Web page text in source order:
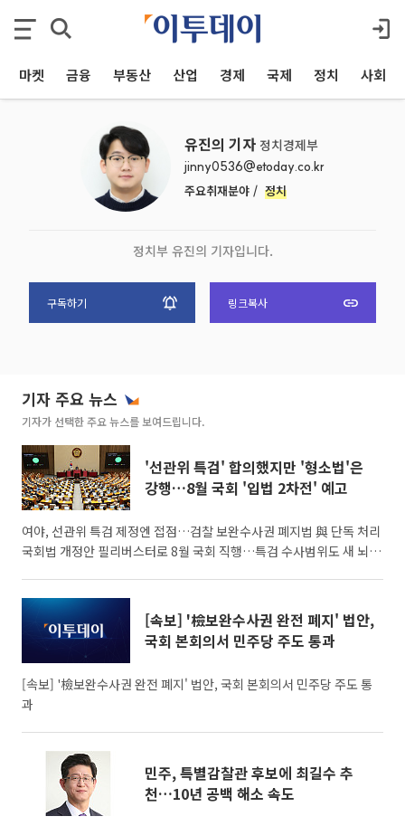
마켓 금융 부동산 산업 경제 국제 정치 사회
유진의 기자 정치경제부
jinny0536@etoday.co.kr
주요취재분야 / 정치
정치부 유진의 기자입니다.
구독하기 링크복사
기자 주요 뉴스
기자가 선택한 주요 뉴스를 보여드립니다.
'선관위 특검' 합의했지만 '형소법'은
강행…8월 국회 '입법 2차전' 예고
여야, 선관위 특검 제정엔 접점…검찰 보완수사권 폐지법 與 단독 처리
국회법 개정안 필리버스터로 8월 국회 직행…특검 수사범위도 새 뇌관
어민주당 주도로 강행 처리되며 막을 내렸다. 원 구성 정상화로 복원됐
던 협치 분위기는 형사사법체계 개편을 둘러싼 정면충돌로 다시 얼어
붙었고 8월 임시국회에서는 선관위 특검 세부 협상과 검찰개혁 후속 입
[속보] '檢보완수사권 완전 폐지' 법안,
국회 본회의서 민주당 주도 통과
[속보] '檢보완수사권 완전 폐지' 법안, 국회 본회의서 민주당 주도 통
과
민주, 특별감찰관 후보에 최길수 추
천…10년 공백 해소 속도